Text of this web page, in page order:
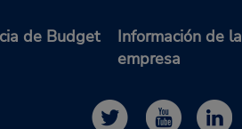
de Budget
Información de la
empresa